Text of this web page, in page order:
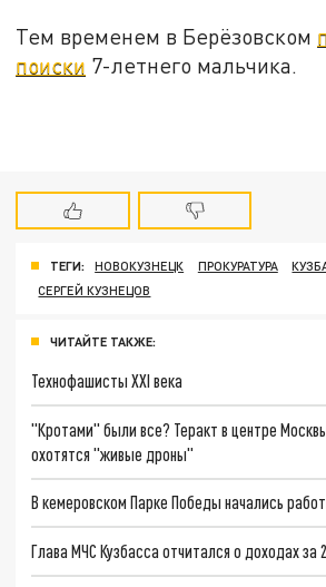
Тем временем в Берёзовском
поиски 7-летнего мальчика.
ТЕГИ: НОВОКУЗНЕЦК ПРОКУРАТУРА
СЕРГЕЙ КУЗНЕЦОВ
ЧИТАЙТЕ ТАКЖЕ:
Технофашисты XXI века
"Кротами" были все? Теракт в центре
охотятся "живые дроны"
В кемеровском Парке Победы начались
Глава МЧС Кузбасса отчитался о доходах за